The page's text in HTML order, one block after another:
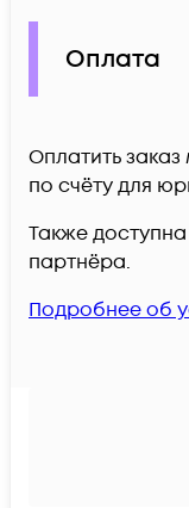
Оплата
Оплатить
по счёту для
Также
партнёра.
Подробнее об